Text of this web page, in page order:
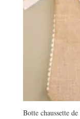
Botte chaussette